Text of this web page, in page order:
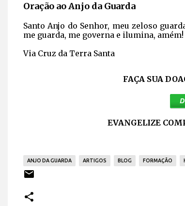
Oração ao Anjo da Guarda
Santo Anjo do Senhor, meu zeloso
me guarda, me governa e ilumina, amém!
Via Cruz da Terra Santa
FAÇA SUA
EVANGELIZE
ANJO DA GUARDA ARTIGOS BLOG FORMAÇÃO